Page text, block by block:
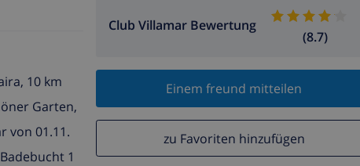
Club Villamar Bewertung
(8.7)
Einem freund mitteilen
zu Favoriten hinzufügen
10 km
Garten,
von 01.11.
1